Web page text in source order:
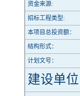
资金来源:
招标工程类型:
本项目总投资额：
结构形式：
计划文号：
建设单位